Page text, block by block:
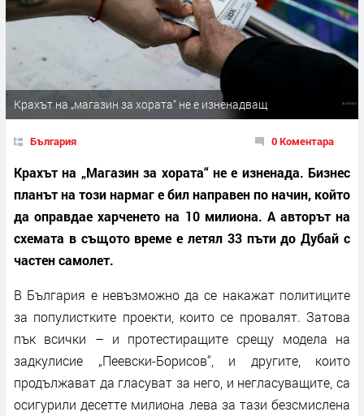
Крахът на „магазин за хората“ не е изненадващ
България 0 Коментара
Крахът на „Магазин за хората“ не е изненада. Бизнес
планът на този нармаг е бил направен по начин, който
да оправдае харченето на 10 милиона. А авторът на
схемата в същото време е летял 33 пъти до Дубай с
частен самолет.
В България е невъзможно да се накажат политиците
за популистките проекти, които се провалят. Затова
пък всички – и протестиращите срещу модела на
задкулисие „Пеевски-Борисов“, и другите, които
продължават да гласуват за него, и негласуващите, са
осигурили десетте милиона лева за тази безсмислена